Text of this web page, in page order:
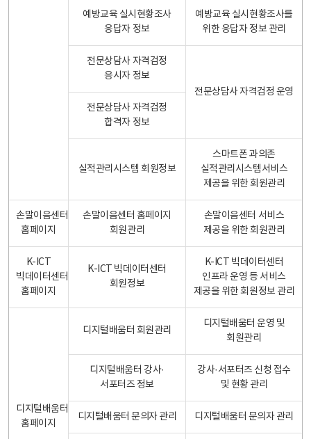
예방교육 실시현황조사
응답자 정보
예방교육 실시현황조사를
위한 응답자 정보 관리
전문상담사 자격검정
응시자 정보
전문상담사 자격검정 운영
전문상담사 자격검정
합격자 정보
실적관리시스템 회원정보
스마트폰 과의존
실적관리시스템서비스
제공을 위한 회원관리
손말이음센터
홈페이지
손말이음센터 홈페이지
회원관리
손말이음센터 서비스
제공을 위한 회원관리
K-ICT
빅데이터센터
홈페이지
K-ICT 빅데이터센터
회원정보
K-ICT 빅데이터센터
인프라 운영 등 서비스
제공을 위한 회원정보 관리
디지털배움터
홈페이지
디지털배움터 회원관리
디지털배움터 운영 및
회원관리
디지털배움터 강사·
서포터즈 정보
강사·서포터즈 신청 접수
및 현황 관리
디지털배움터 문의자 관리 디지털배움터 문의자 관리